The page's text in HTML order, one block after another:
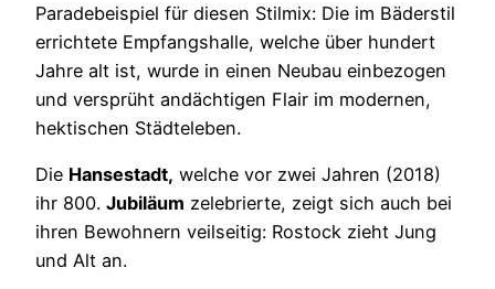
Paradebeispiel für diesen Stilmix: Die im Bäderstil
errichtete Empfangshalle, welche über hundert
Jahre alt ist, wurde in einen Neubau einbezogen
und versprüht andächtigen Flair im modernen,
hektischen Städteleben.
Die Hansestadt, welche vor zwei Jahren (2018)
ihr 800. Jubiläum zelebrierte, zeigt sich auch bei
ihren Bewohnern veilseitig: Rostock zieht Jung
und Alt an.